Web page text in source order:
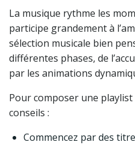
La musique rythme les
participe grandement à
sélection musicale bien
différentes phases, de
par les animations
Pour composer une
conseils :
Commencez par des